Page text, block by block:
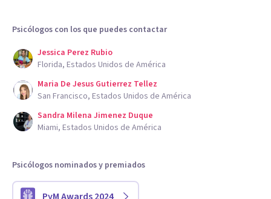
Psicólogos con los que puedes contactar
Jessica Perez Rubio
Florida, Estados Unidos de América
Maria De Jesus Gutierrez Tellez
San Francisco, Estados Unidos de América
Sandra Milena Jimenez Duque
Miami, Estados Unidos de América
Psicólogos nominados y premiados